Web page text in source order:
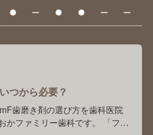
つから必要？
歯磨き剤の選び方を歯科医院
かファミリー歯科です。 「フッ